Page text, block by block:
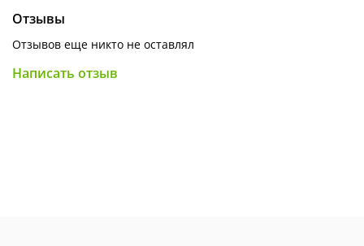
собранных в одну розетку.
Агротехника: песчаный грунт, скалистая местность, много
Отзывы
Отзывов еще никто не оставлял
Написать отзыв